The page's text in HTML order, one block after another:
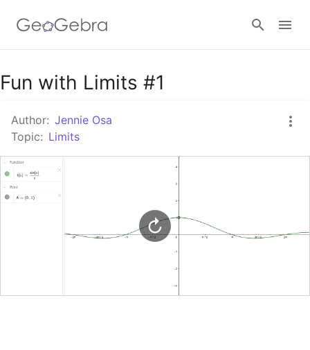
Google Classroom
GeoGebra Classroom
Fun with Limits #1
Author: Jennie Osa
Topic: Limits